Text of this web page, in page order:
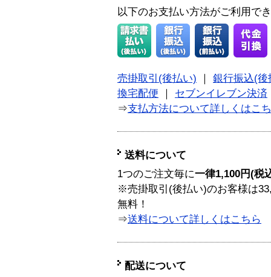
以下のお支払い方法がご利用で
売掛取引(後払い)
銀行振込(後
換宅配便
セブンイレブン決済
⇒支払方法について詳しくはこ
送料について
1つのご注文毎に一律1,100円(税
※売掛取引(後払い)のお客様は
無料！
⇒送料について詳しくはこちら
配送について